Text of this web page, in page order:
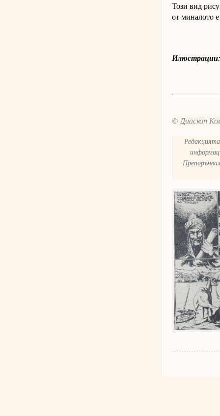
Този вид
от миналото
© Диаскоп